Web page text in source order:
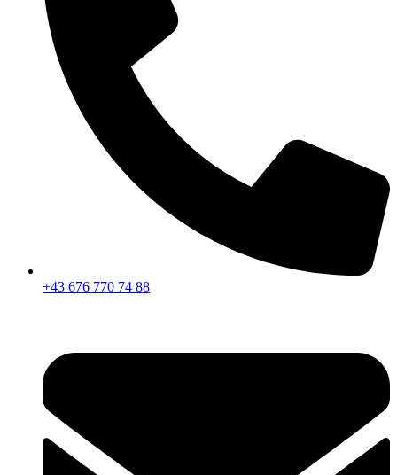
+43 676 770 74 88